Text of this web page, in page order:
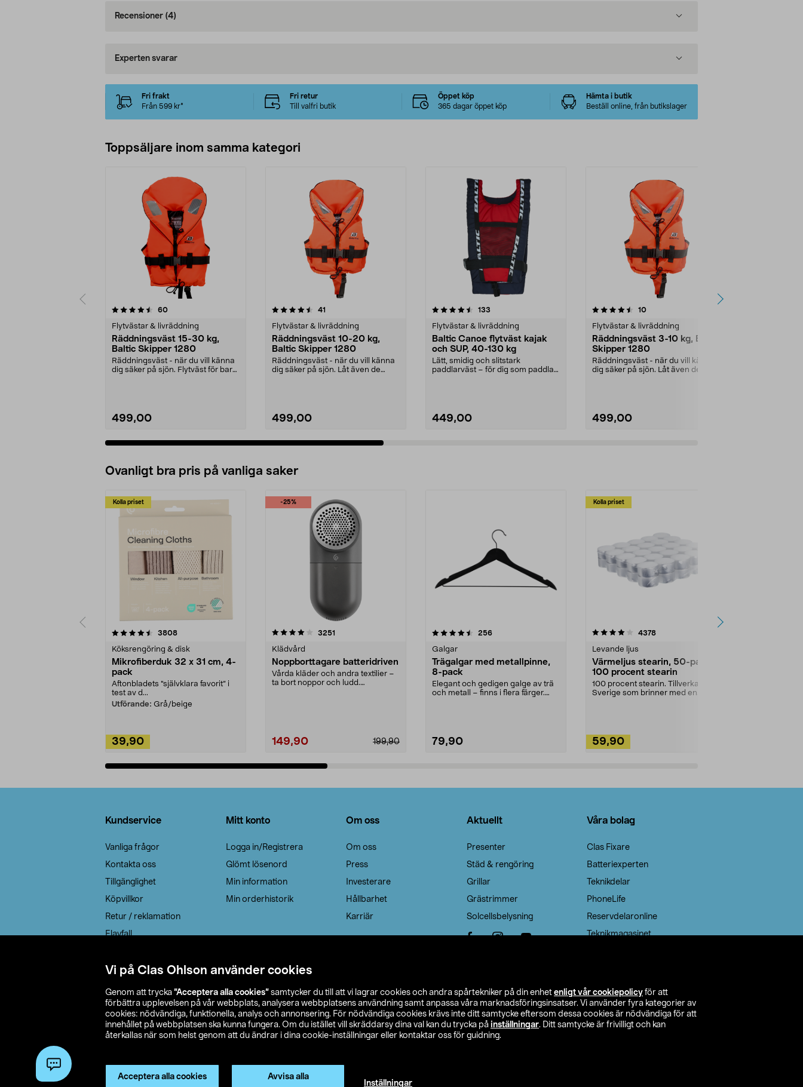
Vi på Clas Ohlson använder cookies
Genom att trycka ”Acceptera alla cookies” samtycker du till att vi lagrar cookies och andra spårtekniker på din enhet enligt vår cookiepolicy för att
förbättra upplevelsen på vår webbplats, analysera webbplatsens användning samt anpassa våra marknadsföringsinsatser. Vi använder fyra kategorier av
cookies: nödvändiga, funktionella, analys och annonsering. För nödvändiga cookies krävs inte ditt samtycke eftersom dessa cookies är nödvändiga för att
innehållet på webbplatsen ska kunna fungera. Om du istället vill skräddarsy dina val kan du trycka på inställningar. Ditt samtycke är frivilligt och kan
återkallas när som helst genom att du ändrar i dina cookie-inställningar eller kontaktar oss för guidning.
Acceptera alla cookies Avvisa alla
Inställningar
Recensioner (4)
Experten svarar
Fri frakt
Från 599 kr*
Fri retur
Till valfri butik
Öppet köp
365 dagar öppet köp
Hämta i butik
Beställ online, från butikslager
Toppsäljare inom samma kategori
60recensioner
Flytvästar & livräddning
Räddningsväst 15-30 kg,
Baltic Skipper 1280
Räddningsväst - när du vill känna
dig säker på sjön. Flytväst för barn
499,00
4.5 av 5 stjärnor 41
Flytvästar & livräddning
Räddningsväst 10-20 kg,
Baltic Skipper 1280
Räddningsväst - när du vill känna
dig säker på sjön. Låt även de
499,00
4.5 av 5 stjärnor 133
Flytvästar & livräddning
Baltic Canoe flytväst kajak
och SUP, 40-130 kg
Lätt, smidig och slitstark
paddlarväst – för dig som paddlar
449,00
4.5 av 5 stjärnor 10recensioner
Flytvästar & livräddning
Räddningsväst 3-10 kg, Baltic
Skipper 1280
Räddningsväst - när du vill känna
dig säker på sjön. Låt även de
499,00
4.5 av 5 stjärnor
Ovanligt bra pris på vanliga saker
Kolla priset
3808recensioner
Köksrengöring & disk
Mikrofiberduk 32 x 31 cm, 4-
pack
Aftonbladets "självklara favorit” i
test av d...
Utförande: Grå/beige
39,90
-25%
4.0av 5 stjärnor 3251
Klädvård
Noppborttagare batteridriven
Vårda kläder och andra textilier –
ta bort noppor och ludd.
199,90
149,90
4.5av 5 stjärnor 256recensioner
Galgar
Trägalgar med metallpinne,
8-pack
Elegant och gedigen galge av trä
och metall – finns i flera färger.
79,90
Kolla priset
4.0av 5 stjärnor 4378recensioner
Levande ljus
Värmeljus stearin, 50-pack,
100 procent stearin
100 procent stearin. Tillverkade i
Sverige som brinner med en
59,90
4.5av 5 stjärnor
Kundservice
Vanliga frågor
Kontakta oss
Tillgänglighet
Köpvillkor
Retur / reklamation
Elavfall
Leveransalternativ
Mitt konto
Logga in/Registrera
Glömt lösenord
Min information
Min orderhistorik
Om oss
Om oss
Press
Investerare
Hållbarhet
Karriär
Aktuellt
Presenter
Städ & rengöring
Grillar
Grästrimmer
Solcellsbelysning
Våra bolag
Clas Fixare
Batteriexperten
Teknikdelar
PhoneLife
Reservdelaronline
Teknikmagasinet